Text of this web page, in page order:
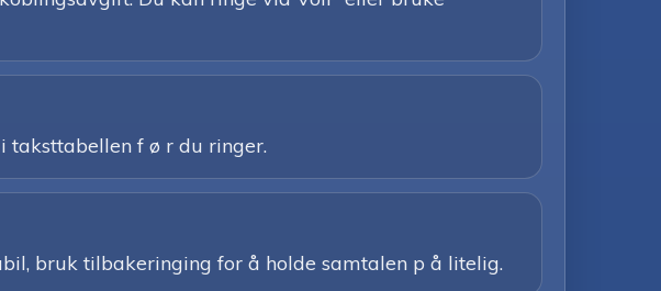
taksttabellen f ø r du ringer.
bruk tilbakeringing for å holde samtalen p å litelig.